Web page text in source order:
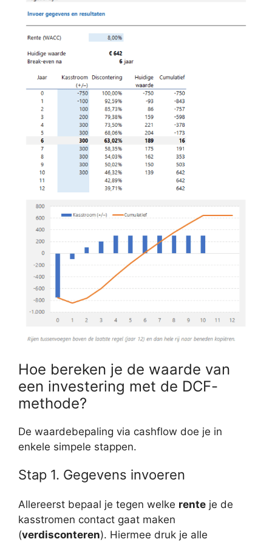
Hoe bereken je de waarde van
een investering met de DCF-
methode?
De waardebepaling via cashflow doe je in
enkele simpele stappen.
Stap 1. Gegevens invoeren
Allereerst bepaal je tegen welke rente je de
kasstromen contact gaat maken
(verdisconteren). Hiermee druk je alle